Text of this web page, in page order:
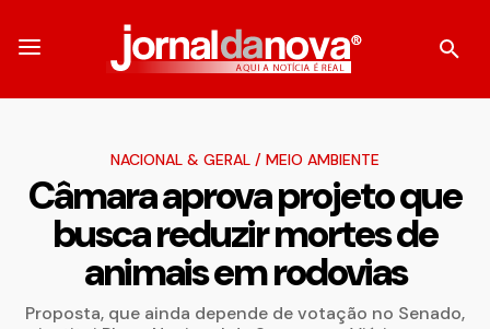
NACIONAL & GERAL / MEIO AMBIENTE
Câmara aprova projeto que
busca reduzir mortes de
animais em rodovias
Proposta, que ainda depende de votação no Senado,